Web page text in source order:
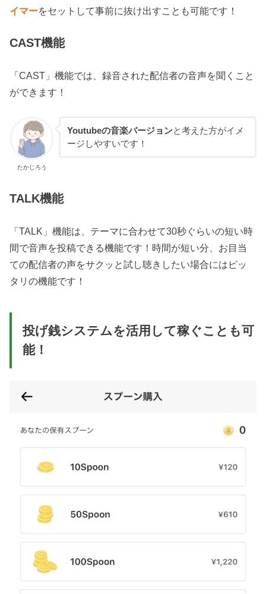
イマーをセットして事前に抜け出すことも可能です！
CAST機能
「CAST」機能では、録音された配信者の音声を聞くこと
ができます！
たかじろう
Youtubeの音楽バージョンと考えた方がイメ
ージしやすいです！
TALK機能
「TALK」機能は、テーマに合わせて30秒ぐらいの短い時
間で音声を投稿できる機能です！時間が短い分、お目当
ての配信者の声をサクッと試し聴きしたい場合にはピッ
タリの機能です！
投げ銭システムを活用して稼ぐことも可
能！